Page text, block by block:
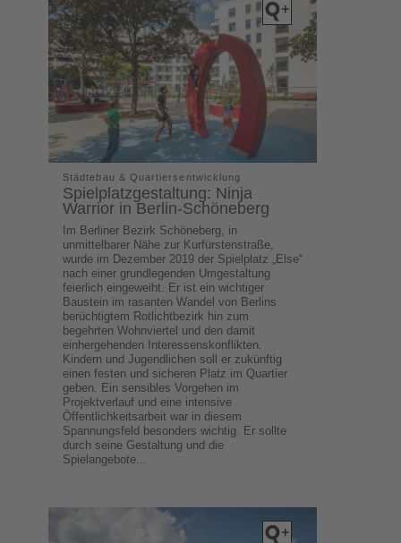
Städtebau & Quartiersentwicklung
Spielplatzgestaltung: Ninja
Warrior in Berlin-Schöneberg
Im Berliner Bezirk Schöneberg, in
unmittelbarer Nähe zur Kurfürstenstraße,
wurde im Dezember 2019 der Spielplatz „Else“
nach einer grundlegenden Umgestaltung
feierlich eingeweiht. Er ist ein wichtiger
Baustein im rasanten Wandel von Berlins
berüchtigtem Rotlichtbezirk hin zum
begehrten Wohnviertel und den damit
einhergehenden Interessenskonflikten.
Kindern und Jugendlichen soll er zukünftig
einen festen und sicheren Platz im Quartier
geben. Ein sensibles Vorgehen im
Projektverlauf und eine intensive
Öffentlichkeitsarbeit war in diesem
Spannungsfeld besonders wichtig. Er sollte
durch seine Gestaltung und die
Spielangebote...